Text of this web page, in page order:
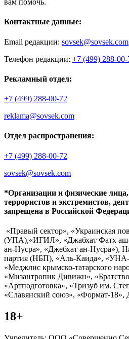
вам помочь.
Контактные данные:
Email редакции: sovsek@sovsek.com
Телефон редакции: +7 (499) 288-00-
Рекламный отдел:
+7 (499) 288-00-72
reklama@sovsek.com
Отдел распространения:
+7 (499) 288-00-72
sovsek@sovsek.com
*Организации и физические
террористов и экстремистов,
запрещена в Российской
«Правый сектор», «Украинская
(УПА),«ИГИЛ», «Джабхат Фатх
ан-Нусра», «Джебхат ан-Нусра»),
партия (НБП), «Аль-Каида»,
«Меджлис крымско-татарского
«Мизантропик Дивижн»,
«Артподготовка», «Тризуб им.
«Славянский союз», «Формат-18»,
18+